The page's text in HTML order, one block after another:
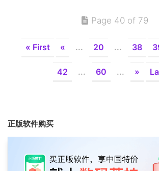
Page 40 of 79
« First « ... 20 ... 38
42 ... 60 ... »
正版软件购买